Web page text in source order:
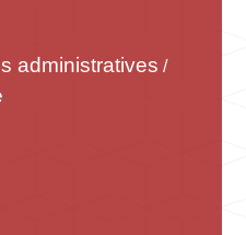
administratives /